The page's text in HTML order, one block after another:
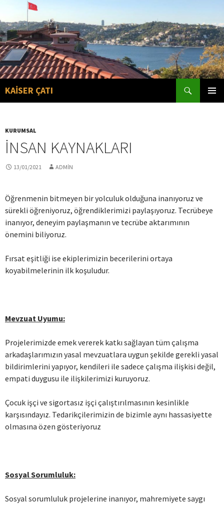
KAİSER ÇATI
Search
KURUMSAL
İNSAN KAYNAKLARI
13/01/2021 ADMIN
Öğrenmenin bitmeyen bir yolculuk olduğuna inanıyoruz ve
sürekli öğreniyoruz, öğrendiklerimizi paylaşıyoruz. Tecrübeye
inanıyor, deneyim paylaşmanın ve tecrübe aktarımının
önemini biliyoruz.
Fırsat eşitliği ise ekiplerimizin becerilerini ortaya
koyabilmelerinin ilk koşuludur.
Mevzuat Uyumu:
Projelerimizde emek vererek katkı sağlayan tüm çalışma
arkadaşlarımızın yasal mevzuatlara uygun şekilde gerekli yasal
bildirimlerini yapıyor, kendileri ile sadece çalışma ilişkisi değil,
empati duygusu ile ilişkilerimizi kuruyoruz.
Çocuk işçi ve sigortasız işçi çalıştırılmasının kesinlikle
karşısındayız. Tedarikçilerimizin de bizimle aynı hassasiyette
olmasına özen gösteriyoruz
Sosyal Sorumluluk:
Sosyal sorumluluk projelerine inanıyor, mahremiyete saygı